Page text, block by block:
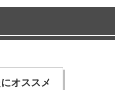
オススメ